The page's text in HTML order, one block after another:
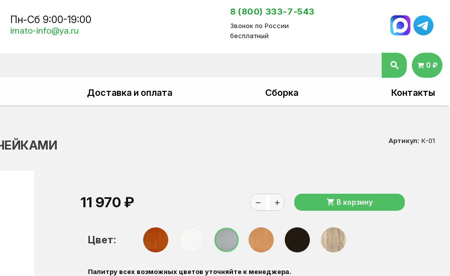
Пн-Сб 9:00-19:00
imato-info@ya.ru
8 (800) 333-7-543
Звонок по России
бесплатный
search 0 ₽
Доставка и оплата Сборка Контакты
Артикул: К-01
11 970 ₽ remove add shopping_cart В корзину
Цвет:
Палитру всех возможных цветов уточняйте к менеджера.